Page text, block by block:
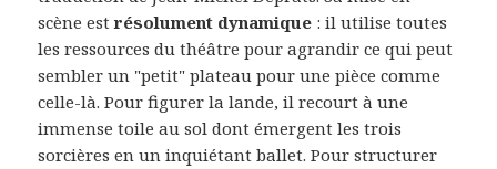
scène estrésolument dynamique : il utilise toutes
les ressources du théâtre pour agrandir ce qui peut
sembler un "petit" plateau pour une pièce comme
celle-là. Pour figurer la lande, il recourt à une
immense toile au sol dont émergent les trois
sorcières en un inquiétant ballet. Pour structurer